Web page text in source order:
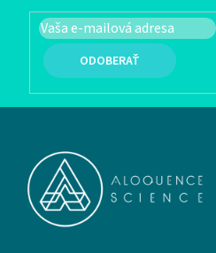
PRIHLÁSIŤ SA